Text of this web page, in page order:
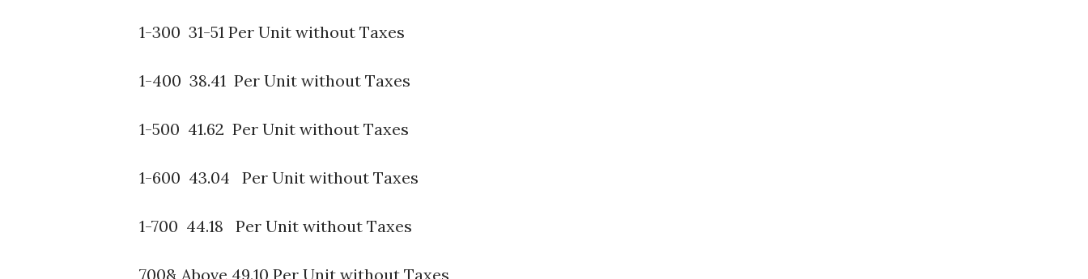
1-300 31-51 Per Unit without Taxes
1-400 38.41 Per Unit without Taxes
1-500 41.62 Per Unit without Taxes
1-600 43.04 Per Unit without Taxes
1-700 44.18 Per Unit without Taxes
700& Above 49.10 Per Unit without Taxes